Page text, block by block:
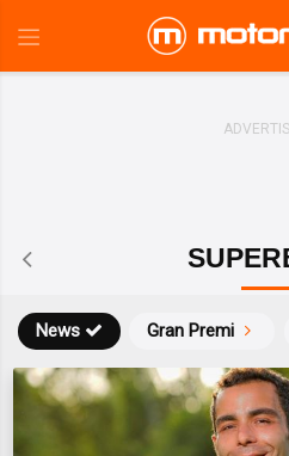
News Gran Premi